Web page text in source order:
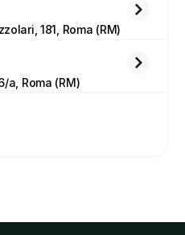
181, Roma (RM)
a, Roma (RM)